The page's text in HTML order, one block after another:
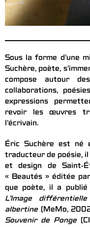
Sous la forme d’une
Suchère, poète,
compose autour
collaborations,
expressions
revoir les œuvres
l’écrivain.
Éric Suchère est né
traducteur de poésie, il
et design de Saint-
« Beautés » éditée
que poète, il a
L’Image différentielle
albertine(MeMo,
Souvenir de Ponge